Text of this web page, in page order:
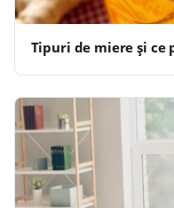
Tipuri de miere și